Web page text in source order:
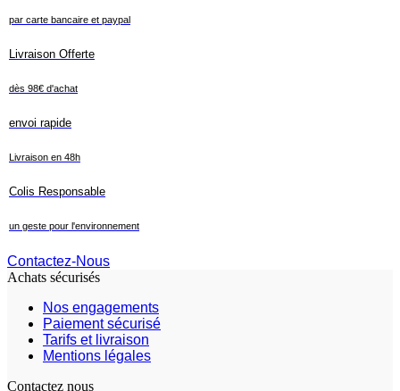
par carte bancaire et paypal
Livraison Offerte
dès 98€ d'achat
envoi rapide
Livraison en 48h
Colis Responsable
un geste pour l'environnement
Contactez-Nous
Achats sécurisés
Nos engagements
Paiement sécurisé
Tarifs et livraison
Mentions légales
Contactez nous